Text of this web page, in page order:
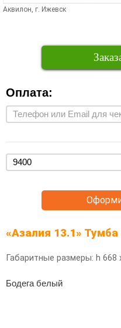
Аквилон, г. Ижевск
Оплата:
«Азалия 13.1»
Габаритные размеры: h 668
Бодега белый